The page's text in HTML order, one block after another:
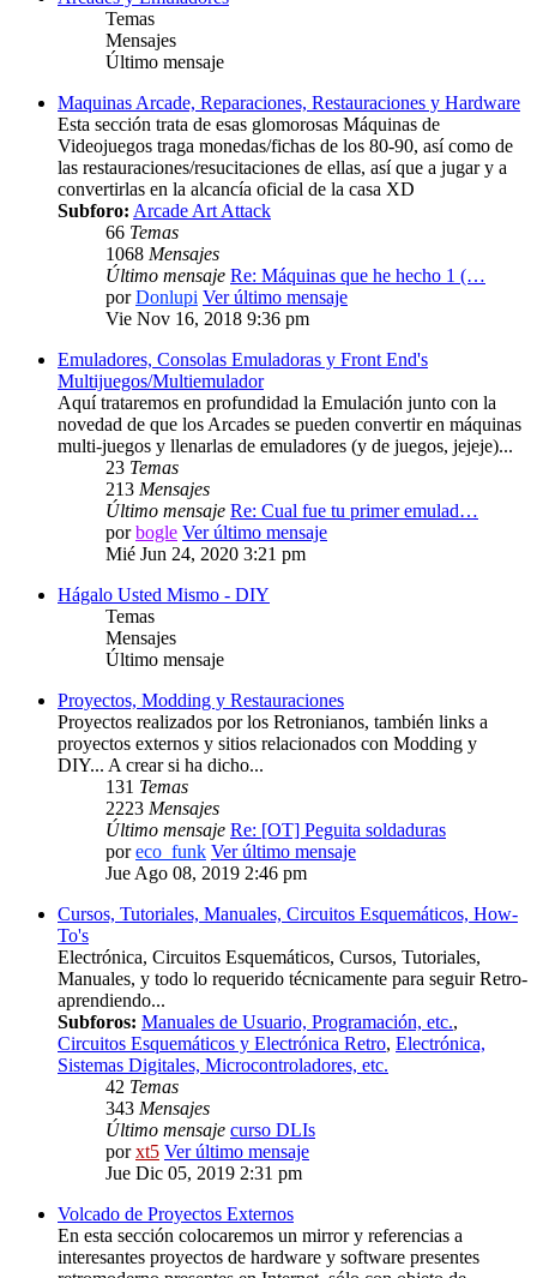
Temas
Mensajes
Último mensaje
Maquinas Arcade, Reparaciones, Restauraciones y Hardware
Esta sección trata de esas glomorosas Máquinas de
Videojuegos traga monedas/fichas de los 80-90, así como de
las restauraciones/resucitaciones de ellas, así que a jugar y a
convertirlas en la alcancía oficial de la casa XD
Subforo: Arcade Art Attack
66 Temas
1068 Mensajes
Último mensaje Re: Máquinas que he hecho 1 (…
porDonlupi Ver último mensaje
Vie Nov 16, 2018 9:36 pm
Emuladores, Consolas Emuladoras y Front End's
Multijuegos/Multiemulador
Aquí trataremos en profundidad la Emulación junto con la
novedad de que los Arcades se pueden convertir en máquinas
multi-juegos y llenarlas de emuladores (y de juegos, jejeje)...
23 Temas
213 Mensajes
Último mensaje Re: Cual fue tu primer emulad…
porbogle Ver último mensaje
Mié Jun 24, 2020 3:21 pm
Hágalo Usted Mismo - DIY
Temas
Mensajes
Último mensaje
Proyectos, Modding y Restauraciones
Proyectos realizados por los Retronianos, también links a
proyectos externos y sitios relacionados con Modding y
DIY... A crear si ha dicho...
131 Temas
2223 Mensajes
Último mensaje Re: [OT] Peguita soldaduras
poreco_funk Ver último mensaje
Jue Ago 08, 2019 2:46 pm
Cursos, Tutoriales, Manuales, Circuitos Esquemáticos, How-
To's
Electrónica, Circuitos Esquemáticos, Cursos, Tutoriales,
Manuales, y todo lo requerido técnicamente para seguir Retro-
aprendiendo...
Subforos: Manuales de Usuario, Programación, etc.,
Circuitos Esquemáticos y Electrónica Retro, Electrónica,
Sistemas Digitales, Microcontroladores, etc.
42 Temas
343 Mensajes
Último mensaje curso DLIs
porxt5 Ver último mensaje
Jue Dic 05, 2019 2:31 pm
Volcado de Proyectos Externos
En esta sección colocaremos un mirror y referencias a
interesantes proyectos de hardware y software presentes